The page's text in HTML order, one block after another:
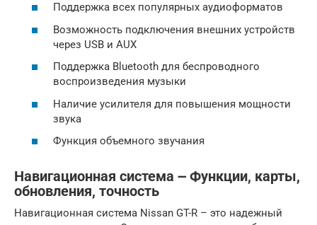
Поддержка всех популярных аудиоформатов
Возможность подключения внешних устройств
через USB и AUX
Поддержка Bluetooth для беспроводного
воспроизведения музыки
Наличие усилителя для повышения мощности
звука
Функция объемного звучания
Навигационная система ౼ Функции, карты,
обновления, точность
Навигационная система Nissan GT-R – это надежный